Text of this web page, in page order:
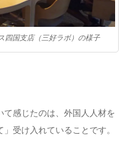
四国支店（三好ラボ）の様子
感じたのは、外国人人材を
受け入れていることです。